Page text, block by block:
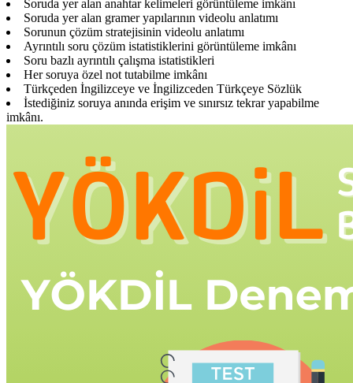
Soruda yer alan anahtar kelimeleri görüntüleme imkânı
Soruda yer alan gramer yapılarının videolu anlatımı
Sorunun çözüm stratejisinin videolu anlatımı
Ayrıntılı soru çözüm istatistiklerini görüntüleme imkânı
Soru bazlı ayrıntılı çalışma istatistikleri
Her soruya özel not tutabilme imkânı
Türkçeden İngilizceye ve İngilizceden Türkçeye Sözlük
İstediğiniz soruya anında erişim ve sınırsız tekrar yapabilme
imkânı.